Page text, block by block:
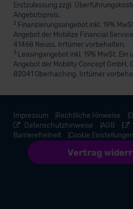
Erstzulassung zzgl.
Angebotspreis.
2 Finanzierungsangebot inkl. 19%
Angebot der Mobilize Financial
41468 Neuss. Irrtümer vorbehalten.
3Leasingangebot inkl. 19% MwSt. Ein
Angebot der Mobility Concept GmbH,
82041 Oberhaching. Irrtümer
Impressum Rechtliche Hinweise
Datenschutzhinweise
AGB
Barrierefreiheit
Vertrag
Cookie Einstellungen